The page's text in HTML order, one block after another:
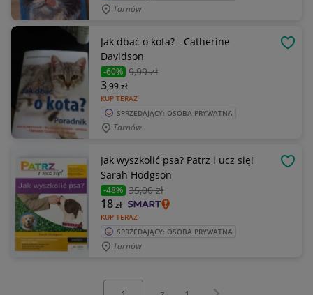
Tarnów
Jak dbać o kota? - Catherine
Davidson
-60% 9,99 zł
KUP TERAZ
3,99zł
SPRZEDAJĄCY: OSOBA PRYWATNA
Tarnów
Jak wyszkolić psa? Patrz i ucz się!
Sarah Hodgson
-48% 35,00 zł
KUP TERAZ
18zł
SPRZEDAJĄCY: OSOBA PRYWATNA
Tarnów
Następna strona